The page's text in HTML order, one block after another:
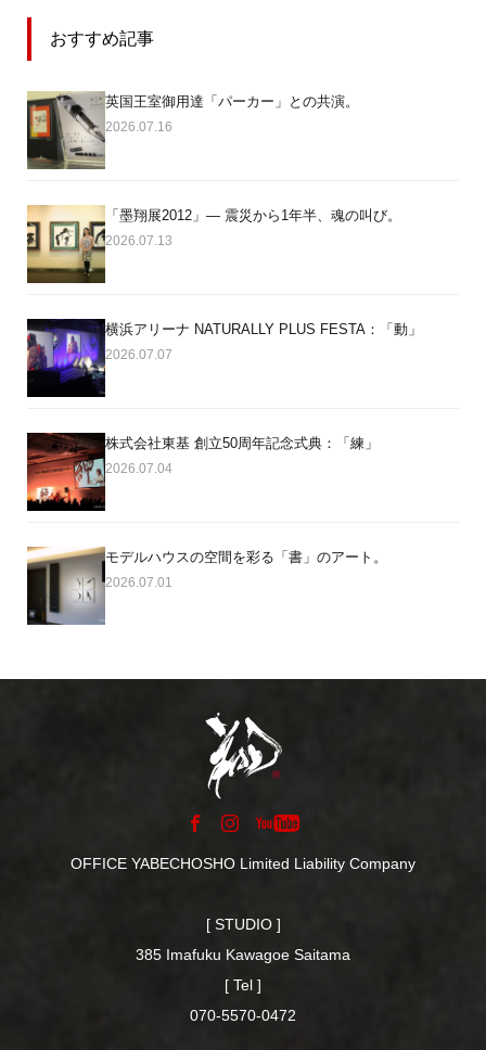
おすすめ記事
英国王室御用達「パーカー」との共演。
2026.07.16
「墨翔展2012」― 震災から1年半、魂の叫び。
2026.07.13
横浜アリーナ NATURALLY PLUS FESTA：「動」
2026.07.07
株式会社東基 創立50周年記念式典：「練」
2026.07.04
モデルハウスの空間を彩る「書」のアート。
2026.07.01
OFFICE YABECHOSHO Limited Liability Company
[ STUDIO ]
385 Imafuku Kawagoe Saitama
[ Tel ]
070-5570-0472